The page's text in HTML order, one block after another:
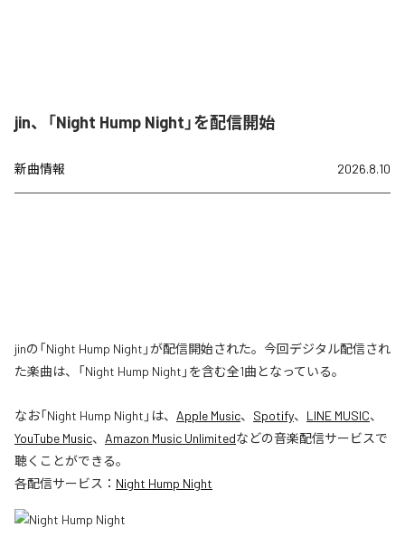
jin、「Night Hump Night」を配信開始
新曲情報 2026.8.10
jinの「Night Hump Night」が配信開始された。今回デジタル配信され
た楽曲は、「Night Hump Night」を含む全1曲となっている。
なお「Night Hump Night 」は、 Apple Music、 Spotify、 LINE MUSIC、
YouTube Music、 Amazon Music Unlimitedなどの音楽配信サービスで
聴くことができる。
各配信サービス： Night Hump Night